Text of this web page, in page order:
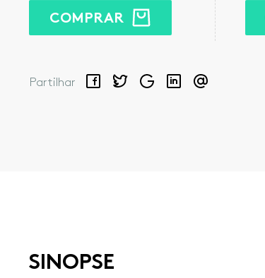
COMPRAR
Partilhar FacebookTwitterGoogleLinkedIn
Email
SINOPSE